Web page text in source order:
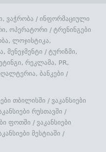
ვაჭრობა / ინფორმაციული
ოპერატორი / ტრენინგები
ლოჯისტიკა,
მენეჯმენტი / ტურიზმი,
რეკლამა, PR,
ბანკები /
თბილისში / ვაკანსიები
რუსთავში /
ფოთში / ვაკანსიები
მესტიაში /